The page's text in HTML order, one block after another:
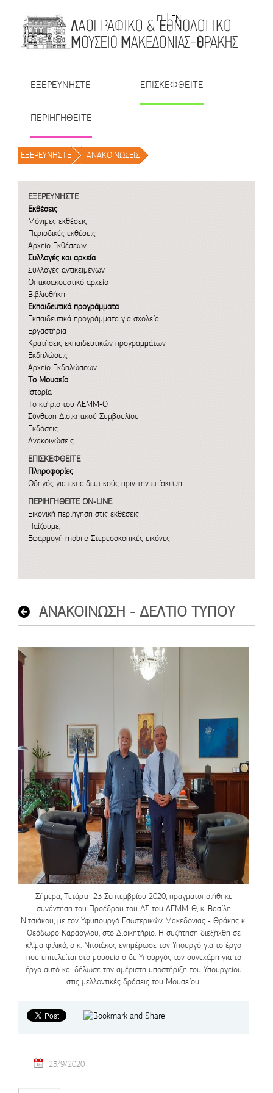
EL
EN | TR | BU | RO
ΕΞΕΡΕΥΝΗΣΤΕ ΕΠΙΣΚΕΦΘΕΙΤΕ
ΠΕΡΙΗΓΗΘΕΙΤΕ
ΕΞΕΡΕΥΝΗΣΤΕ / ΑΝΑΚΟΙΝΩΣΕΙΣ /
ΕΞΕΡΕΥΝΗΣΤΕ
Εκθέσεις
Μόνιμες εκθέσεις
Περιοδικές εκθέσεις
Αρχείο Εκθέσεων
Συλλογές και αρχεία
Συλλογές αντικειμένων
Οπτικοακουστικό αρχείο
Βιβλιοθήκη
Εκπαιδευτικά προγράμματα
Εκπαιδευτικά προγράμματα για σχολεία
Εργαστήρια
Κρατήσεις εκπαιδευτικών προγραμμάτων
Εκδηλώσεις
Αρχείο Εκδηλώσεων
Το Μουσείο
Ιστορία
Το κτήριο του ΛΕΜΜ-Θ
Σύνθεση Διοικητικού Συμβουλίου
Εκδόσεις
Ανακοινώσεις
ΕΠΙΣΚΕΦΘΕΙΤΕ
Πληροφορίες
Οδηγός για εκπαιδευτικούς πριν την επίσκεψη
ΠΕΡΙΗΓΗΘΕΙΤΕ ON-LINE
Εικονική περιήγηση στις εκθέσεις
Παίζουμε;
Εφαρμογή mobile Στερεοσκοπικές εικόνες
ΑΝΑΚΟΙΝΩΣΗ - ΔΕΛΤΙΟ ΤΥΠΟΥ
Σήμερα, Τετάρτη 23 Σεπτεμβρίου 2020, πραγματοποιήθηκε
συνάντηση του Προέδρου του ΔΣ του ΛΕΜΜ-Θ, κ. Βασίλη
Νιτσιάκου, με τον Υφυπουργό Εσωτερικών Μακεδονιας - Θράκης κ.
Θεόδωρο Καράογλου, στο Διοικητήριο. Η συζήτηση διεξήχθη σε
κλίμα φιλικό, ο κ. Νιτσιάκος ενημέρωσε τον Υπουργό για το έργο
που επιτελείται στο μουσείο ο δε Υπουργός τον συνεχάρη για το
έργο αυτό και δήλωσε την αμέριστη υποστήριξη του Υπουργείου
στις μελλοντικές δράσεις του Μουσείου.
23/9/2020